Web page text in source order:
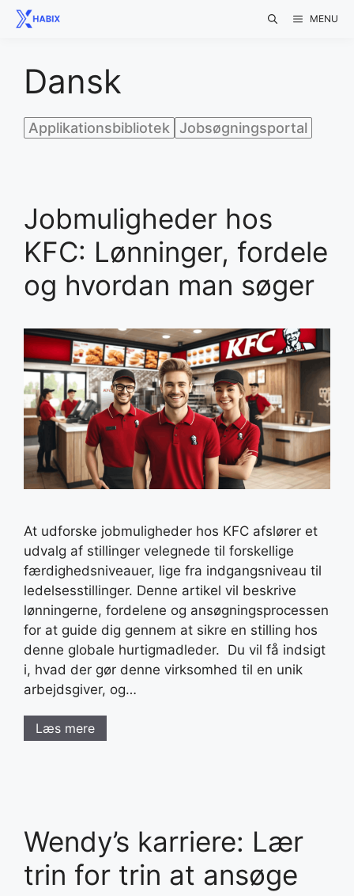
Skip
MENU
Dansk
Applikationsbibliotek Jobsøgningsportal
Jobmuligheder hos
KFC: Lønninger, fordele
og hvordan man søger
At udforske jobmuligheder hos KFC afslører et
udvalg af stillinger velegnede til forskellige
færdighedsniveauer, lige fra indgangsniveau til
ledelsesstillinger. Denne artikel vil beskrive
lønningerne, fordelene og ansøgningsprocessen
for at guide dig gennem at sikre en stilling hos
denne globale hurtigmadleder. Du vil få indsigt
i, hvad der gør denne virksomhed til en unik
arbejdsgiver, og…
Læs mere
Wendy’s karriere: Lær
trin for trin at ansøge